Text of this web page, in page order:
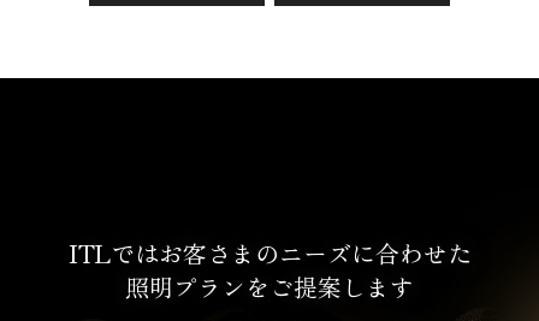
ITLではお客さまのニーズに合わせた
照明プランをご提案します